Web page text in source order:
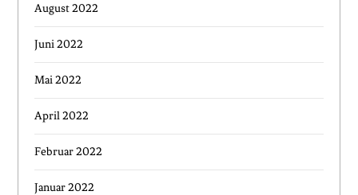
August 2022
Juni 2022
Mai 2022
April 2022
Februar 2022
Januar 2022